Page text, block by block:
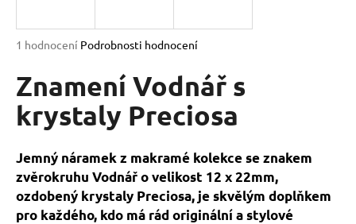
Průměrné
produktu
je
5,0
hvězdiček.
1 hodnocení Podrobnosti hodnocení
Znamení Vodnář s
krystaly Preciosa
Jemný náramek z makramé kolekce se znakem
zvěrokruhu Vodnář o velikost 12 x 22mm,
ozdobený krystaly Preciosa, je skvělým doplňkem
pro každého, kdo má rád originální a stylové
j
t
?
HLEDAT